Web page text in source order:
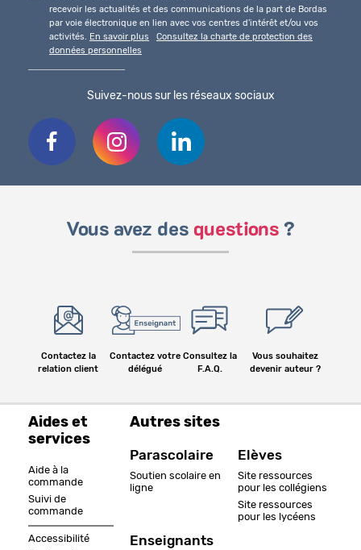
recevoir les actualités et des communications de la part de Bordas
par voie électronique en lien avec vos centres d'intérêt et/ou vos
activités. En savoir plus
Consultez la charte de protection des
données personnelles
Suivez-nous sur les réseaux sociaux
Vous avez des questions ?
Contactez la
relation client
Contactez votre
délégué
Consultez la
F.A.Q.
Vous souhaitez
devenir auteur ?
Aides et
services
Aide à la
commande
Suivi de
commande
Accessibilité
Autres sites
Parascolaire
Soutien scolaire en
ligne
Enseignants
Elèves
Site ressources
pour les collégiens
Site ressources
pour les lycéens